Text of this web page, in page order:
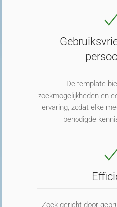
De template
zoekmogelijkheden en
ervaring, zodat elke
benodigde
Zoek gericht door